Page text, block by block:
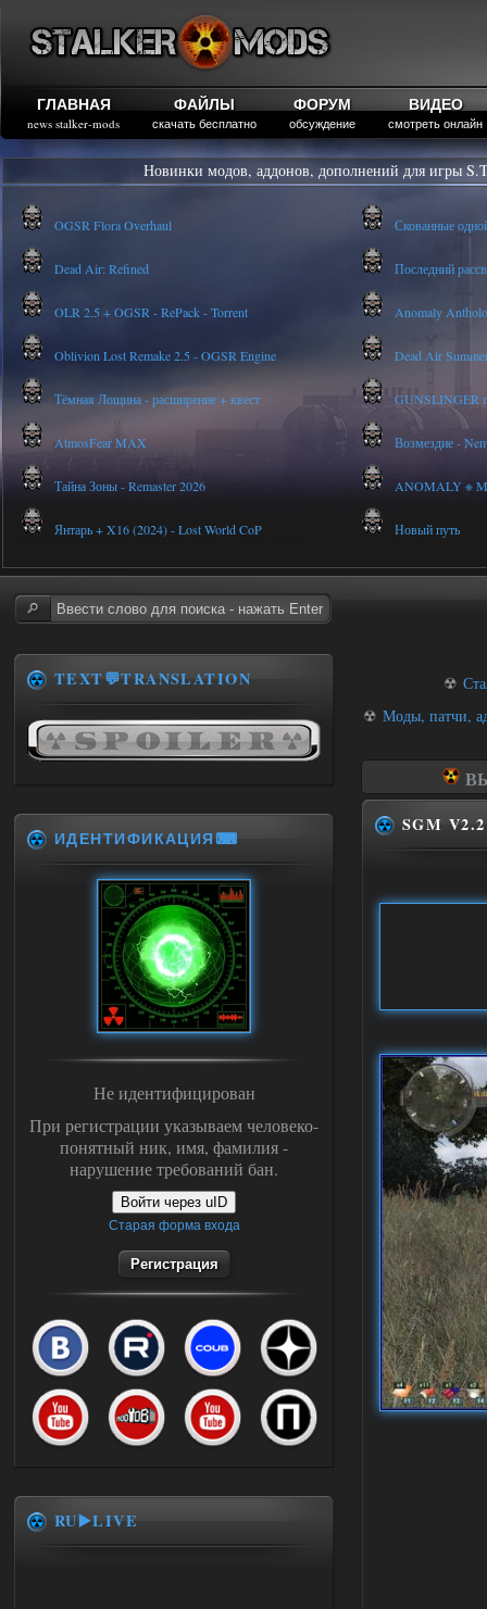
ГЛАВНАЯ
news stalker-mods
ФАЙЛЫ
скачать бесплатно
ФОРУМ
обсуждение
ВИДЕО
смотреть онлайн
Новинки модов, аддонов, дополнений для игры
OGSR Flora Overhaul Скованные
Dead Air: Refined Последний
OLR 2.5 + OGSR - RePack - Torrent Anomaly
Oblivion Lost Remake 2.5 - OGSR Engine Dead Air
Тёмная Лощина - расширение + квест GUNSLINGER
AtmosFear MAX Возмездие -
Тайна Зоны - Remaster 2026 ANOMALY ※
Янтарь + X16 (2024) - Lost World CoP Новый путь
☢
☢ Моды, патчи,
SGM
TEXT💬TRANSLATION
ИДЕНТИФИКАЦИЯ⌨
Не идентифицирован
При регистрации указываем человеко-
понятный ник, имя, фамилия -
нарушение требований бан.
Войти через uID
Старая форма входа
Регистрация
RU▶️LIVE